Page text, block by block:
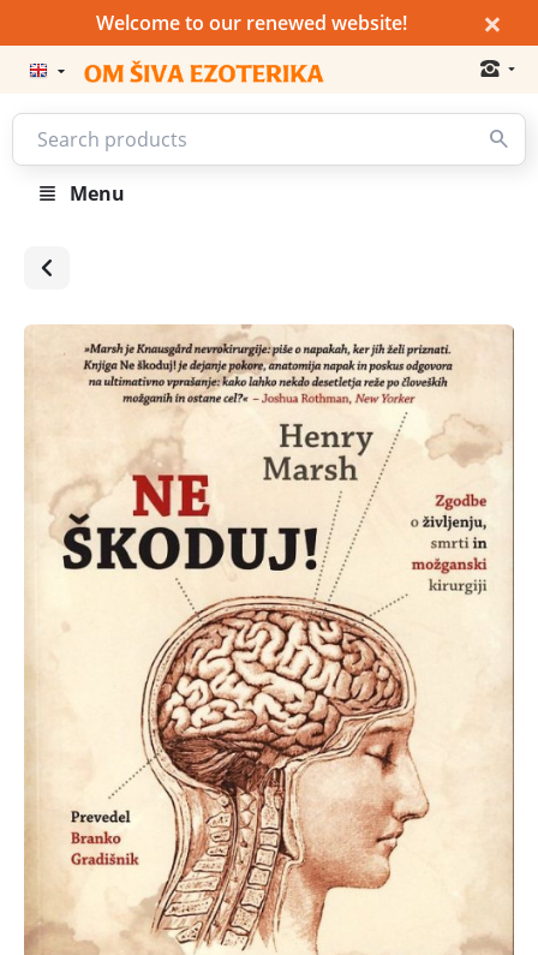
Welcome to our renewed website! ×
Menu